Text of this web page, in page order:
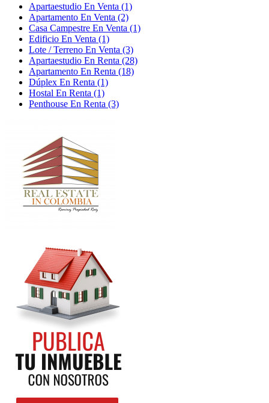
Apartaestudio En Venta (1)
Apartamento En Venta (2)
Casa Campestre En Venta (1)
Edificio En Venta (1)
Lote / Terreno En Venta (3)
Apartaestudio En Renta (28)
Apartamento En Renta (18)
Dúplex En Renta (1)
Hostal En Renta (1)
Penthouse En Renta (3)